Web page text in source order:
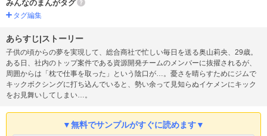
みんなのまんがタグ
タグ編集
あらすじ|ストーリー
子供の頃からの夢を実現して、総合商社で忙しい毎日を送る奥山莉央、29歳。
ある日、社内のトップ案件である資源開発チームのメンバーに抜擢されるが、
周囲からは「枕で仕事を取った」という陰口が…。憂さを晴らすためにジムで
キックボクシングに打ち込んでいると、勢い余って見知らぬイケメンにキック
をお見舞いしてしまい…。
▼無料でサンプルがすぐに読めます▼